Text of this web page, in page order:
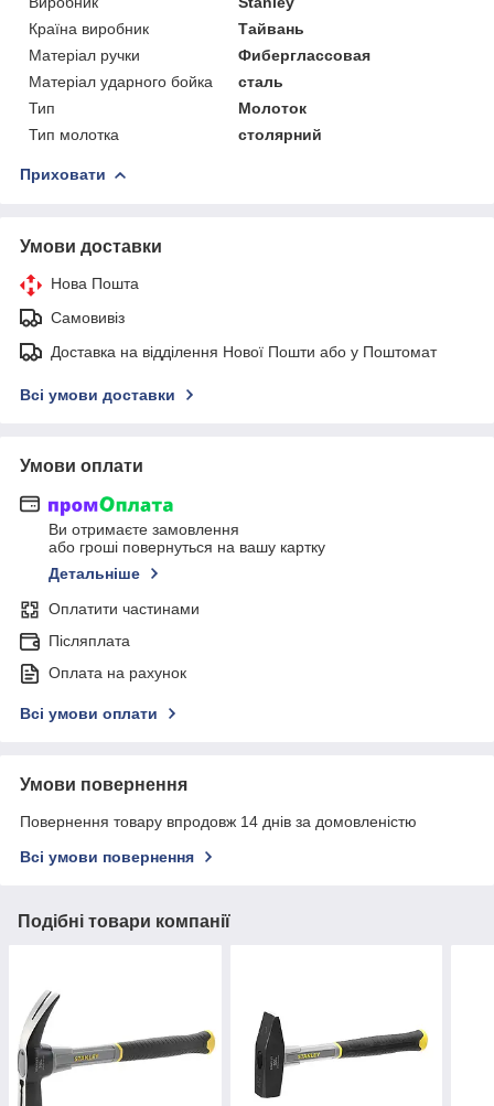
Країна виробник
Тайвань
Матеріал ручки
Фиберглассовая
Матеріал ударного бойка
сталь
Тип
Молоток
Тип молотка
столярний
Приховати
Умови доставки
Нова Пошта
Самовивіз
Доставка на відділення Нової Пошти або у Поштомат
Всі умови доставки
Умови оплати
Ви отримаєте замовлення
або гроші повернуться на вашу картку
Детальніше
Оплатити частинами
Післяплата
Оплата на рахунок
Всі умови оплати
Умови повернення
Повернення товару впродовж 14 днів за домовленістю
Всі умови повернення
Подібні товари компанії